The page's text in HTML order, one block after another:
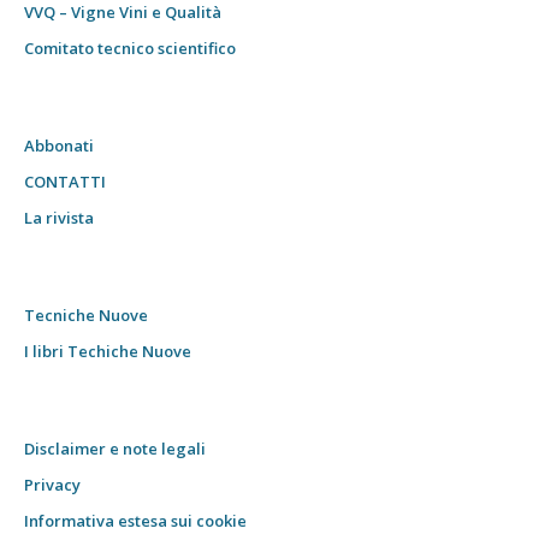
VVQ – Vigne Vini e Qualità
Comitato tecnico scientifico
Abbonati
CONTATTI
La rivista
Tecniche Nuove
I libri Techiche Nuove
Disclaimer e note legali
Privacy
Informativa estesa sui cookie